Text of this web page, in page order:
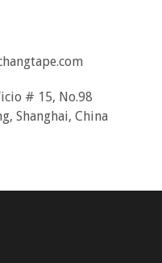
# 15, No.98
Shanghai, China